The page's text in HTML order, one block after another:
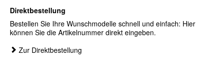
Direktbestellung
Bestellen Sie Ihre Wunschmodelle schnell und einfach: Hier
können Sie die Artikelnummer direkt eingeben.
Zur Direktbestellung